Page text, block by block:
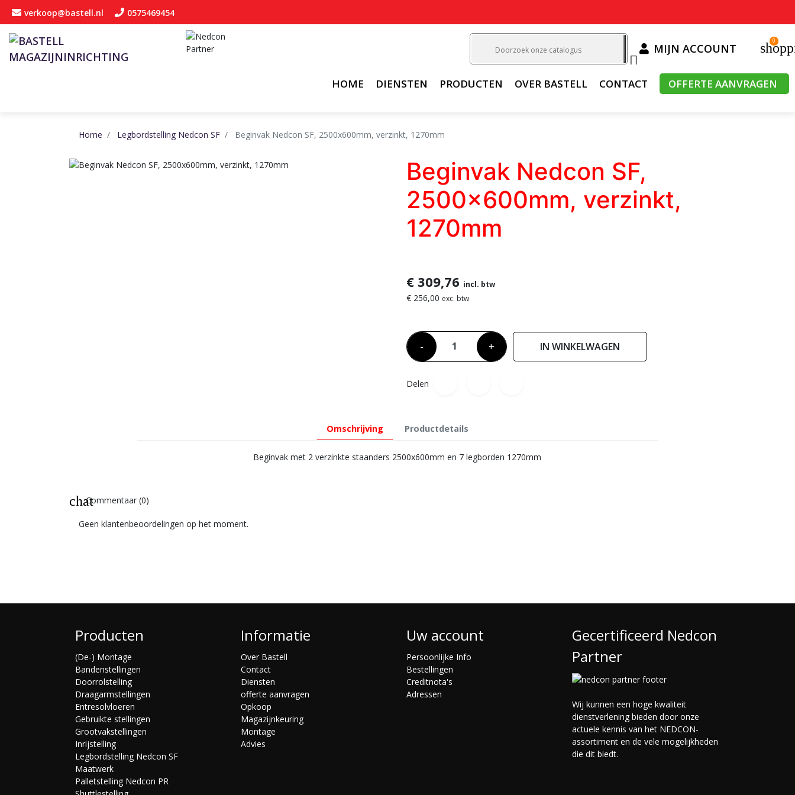
verkoop@bastell.nl 0575469454

MIJN ACCOUNT
0
HOME DIENSTEN PRODUCTEN OVER BASTELL CONTACT OFFERTE AANVRAGEN
Home Legbordstelling Nedcon SF Beginvak Nedcon SF, 2500x600mm, verzinkt, 1270mm
Beginvak Nedcon SF,
2500x600mm, verzinkt,
1270mm
€ 309,76 incl. btw
€ 256,00 exc. btw
- + IN WINKELWAGEN
Delen
Omschrijving Productdetails
Beginvak met 2 verzinkte staanders 2500x600mm en 7 legborden 1270mm
chatCommentaar (0)
Geen klantenbeoordelingen op het moment.
Producten
(De-) Montage
Bandenstellingen
Doorrolstelling
Draagarmstellingen
Entresolvloeren
Gebruikte stellingen
Grootvakstellingen
Inrijstelling
Legbordstelling Nedcon SF
Maatwerk
Palletstelling Nedcon PR
Informatie
Over Bastell
Contact
Diensten
offerte aanvragen
Opkoop
Magazijnkeuring
Montage
Advies
Uw account
Persoonlijke Info
Bestellingen
Creditnota's
Adressen
Gecertificeerd Nedcon
Partner
Wij kunnen een hoge kwaliteit
dienstverlening bieden door onze
actuele kennis van het NEDCON-
assortiment en de vele mogelijkheden
die dit biedt.